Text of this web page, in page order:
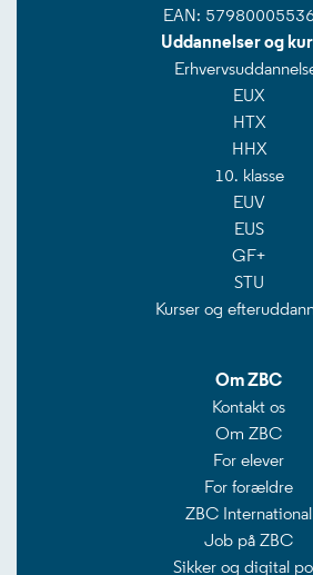
EAN:
Uddannelser og
EUX
HTX
HHX
10. klasse
EUV
EUS
GF+
STU
Kurser og
Om ZBC
Kontakt os
Om ZBC
For elever
For forældre
ZBC International
Job på ZBC
Sikker og digital